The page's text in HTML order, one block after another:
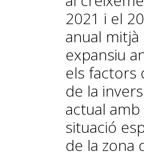
2021 i el
anual
expansiu
els factors
de la
actual
situació
de la zona